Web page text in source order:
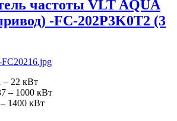
частоты VLT AQUA
-FC-202P3K0T2 (3
– 22 кВт
– 1000 кВт
1400 кВт